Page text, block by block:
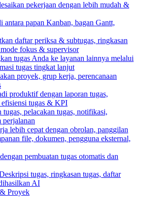
pekerjaan dengan lebih mudah &
antara papan Kanban, bagan Gantt,
daftar periksa & subtugas, ringkasan
fokus & supervisor
tugas Anda ke layanan lainnya melalui
tugas tingkat lanjut
proyek, grup kerja, perencanaan
produktif dengan laporan tugas,
efisiensi tugas & KPI
tugas, pelacakan tugas, notifikasi,
perjalanan
lebih cepat dengan obrolan, panggilan
file, dokumen, pengguna eksternal,
pembuatan tugas otomatis dan
tugas, ringkasan tugas, daftar
AI
Proyek